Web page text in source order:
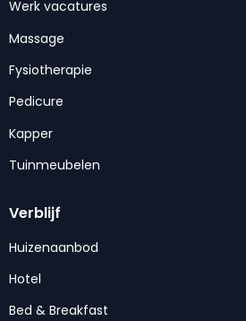
Werk vacatures
Massage
Fysiotherapie
Pedicure
Kapper
Tuinmeubelen
Verblijf
Huizenaanbod
Hotel
Bed & Breakfast